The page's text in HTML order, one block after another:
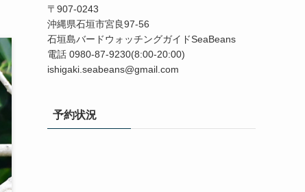
〒907-0243
沖縄県石垣市宮良97-56
石垣島バードウォッチングガイドSeaBeans
電話 0980-87-9230(8:00-20:00)
ishigaki.seabeans@gmail.com
予約状況